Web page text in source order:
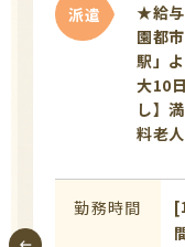
派遣
★給
園都
駅」
大10
し】
料老
勤務時間